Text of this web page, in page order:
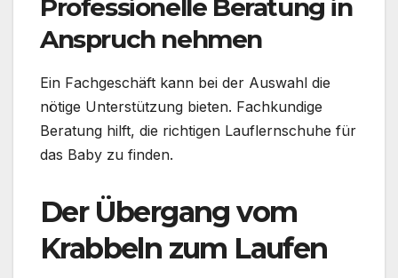
Professionelle Beratung in
Anspruch nehmen
Ein Fachgeschäft kann bei der Auswahl die
nötige Unterstützung bieten. Fachkundige
Beratung hilft, die richtigen Lauflernschuhe für
das Baby zu finden.
Der Übergang vom
Krabbeln zum Laufen